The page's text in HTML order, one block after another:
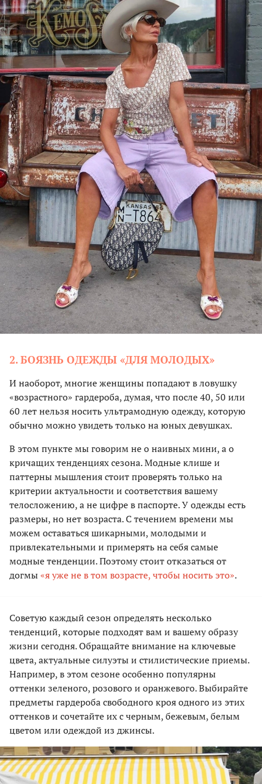
2. БОЯЗНЬ ОДЕЖДЫ «ДЛЯ МОЛОДЫХ»
И наоборот, многие женщины попадают в ловушку
«возрастного» гардероба, думая, что после 40, 50 или
60 лет нельзя носить ультрамодную одежду, которую
обычно можно увидеть только на юных девушках.
В этом пункте мы говорим не о наивных мини, а о
кричащих тенденциях сезона. Модные клише и
паттерны мышления стоит проверять только на
критерии актуальности и соответствия вашему
телосложению, а не цифре в паспорте. У одежды есть
размеры, но нет возраста. С течением времени мы
можем оставаться шикарными, молодыми и
привлекательными и примерять на себя самые
модные тенденции. Поэтому стоит отказаться от
догмы«я уже не в том возрасте, чтобы носить это».
Советую каждый сезон определять несколько
тенденций, которые подходят вам и вашему образу
жизни сегодня. Обращайте внимание на ключевые
цвета, актуальные силуэты и стилистические приемы.
Например, в этом сезоне особенно популярны
оттенки зеленого, розового и оранжевого. Выбирайте
предметы гардероба свободного кроя одного из этих
оттенков и сочетайте их с черным, бежевым, белым
цветом или одеждой из джинсы.